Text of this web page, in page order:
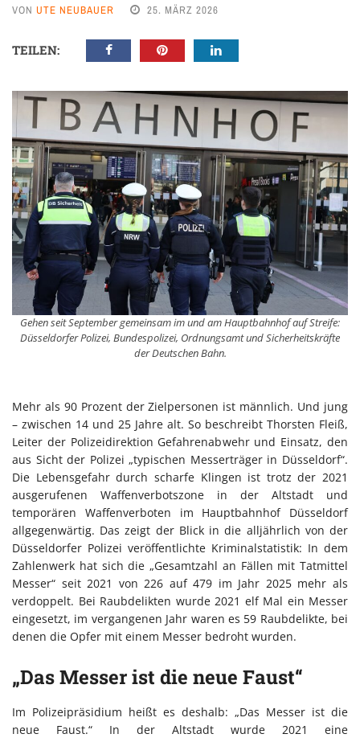
VON UTE NEUBAUER 25. MÄRZ 2026
TEILEN:
Gehen seit September gemeinsam im und am Hauptbahnhof auf Streife:
Düsseldorfer Polizei, Bundespolizei, Ordnungsamt und Sicherheitskräfte
der Deutschen Bahn.
Mehr als 90 Prozent der Zielpersonen ist männlich. Und jung
– zwischen 14 und 25 Jahre alt. So beschreibt Thorsten Fleiß,
Leiter der Polizeidirektion Gefahrenabwehr und Einsatz, den
aus Sicht der Polizei „typischen Messerträger in Düsseldorf“.
Die Lebensgefahr durch scharfe Klingen ist trotz der 2021
ausgerufenen Waffenverbotszone in der Altstadt und
temporären Waffenverboten im Hauptbahnhof Düsseldorf
allgegenwärtig. Das zeigt der Blick in die alljährlich von der
Düsseldorfer Polizei veröffentlichte Kriminalstatistik: In dem
Zahlenwerk hat sich die „Gesamtzahl an Fällen mit Tatmittel
Messer“ seit 2021 von 226 auf 479 im Jahr 2025 mehr als
verdoppelt. Bei Raubdelikten wurde 2021 elf Mal ein Messer
eingesetzt, im vergangenen Jahr waren es 59 Raubdelikte, bei
denen die Opfer mit einem Messer bedroht wurden.
„Das Messer ist die neue Faust“
Im Polizeipräsidium heißt es deshalb: „Das Messer ist die
neue Faust.“ In der Altstadt wurde 2021 eine